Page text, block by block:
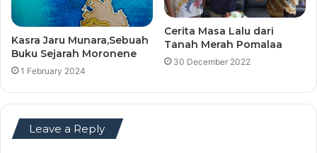
Kasra Jaru Munara,Sebuah
Buku Sejarah Moronene
1 February 2024
Cerita Masa Lalu dari
Tanah Merah Pomalaa
30 December 2022
Leave a Reply